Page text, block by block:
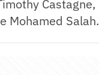
Castagne,
Mohamed Salah.